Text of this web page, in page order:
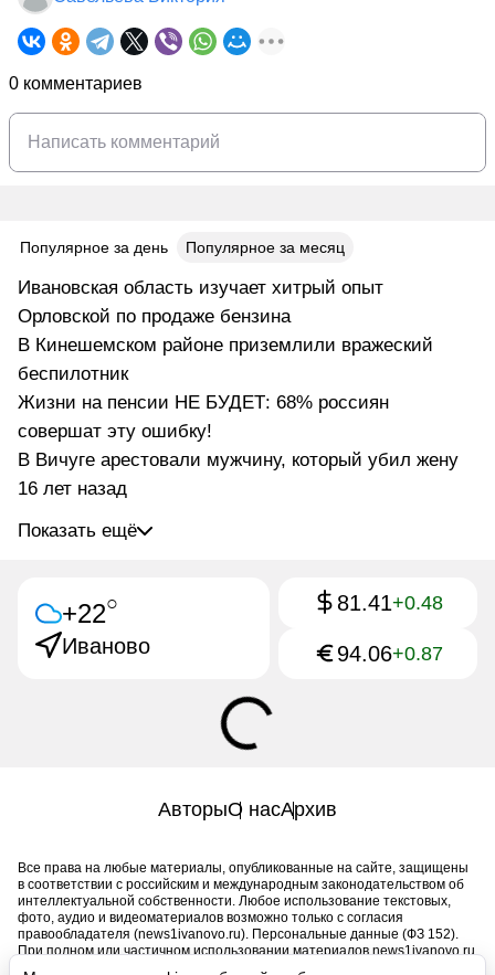
0 комментариев
Популярное за день Популярное за месяц
Ивановская область изучает хитрый опыт
Орловской по продаже бензина
В Кинешемском районе приземлили вражеский
беспилотник
Жизни на пенсии НЕ БУДЕТ: 68% россиян
совершат эту ошибку!
В Вичуге арестовали мужчину, который убил жену
16 лет назад
Показать ещё
+22○
Иваново
81.41+0.48
94.06+0.87
АвторыО насАрхив
Все права на любые материалы, опубликованные на сайте, защищены
в соответствии с российским и международным законодательством об
интеллектуальной собственности. Любое использование текстовых,
фото, аудио и видеоматериалов возможно только с согласия
правообладателя (news1ivanovo.ru). Персональные данные (ФЗ 152).
При полном или частичном использовании материалов news1ivanovo.ru